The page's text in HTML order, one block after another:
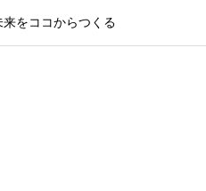
来をココからつくる